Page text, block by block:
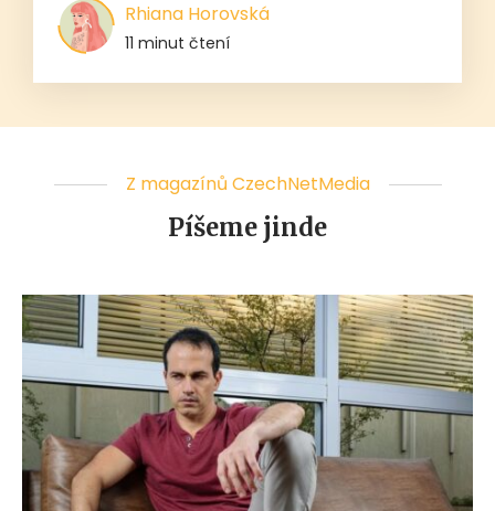
Rhiana Horovská
11 minut čtení
Z magazínů CzechNetMedia
Píšeme jinde